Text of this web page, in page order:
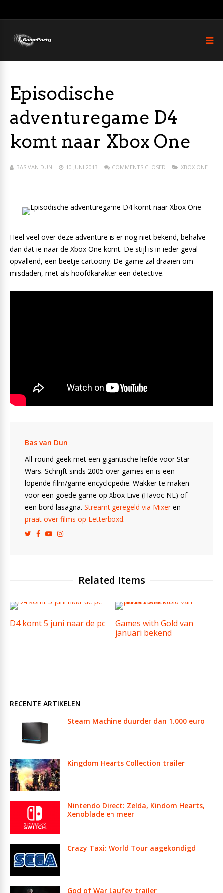
Episodische
adventuregame D4
komt naar Xbox One
BAS VAN DUN 10 JUNI 2013 COMMENTS CLOSED XBOX ONE
Heel veel over deze adventure is er nog niet bekend, behalve
dan dat ie naar de Xbox One komt. De stijl is in ieder geval
opvallend, een beetje cartoony. De game zal draaien om
misdaden, met als hoofdkarakter een detective.
Bas van Dun
All-round geek met een gigantische liefde voor Star
Wars. Schrijft sinds 2005 over games en is een
lopende film/game encyclopedie. Wakker te maken
voor een goede game op Xbox Live (Havoc NL) of
een bord lasagna. Streamt geregeld via Mixeren
praat over films op Letterboxd.
Related Items
D4 komt 5 juni naar de pc
Games with Gold van
januari bekend
RECENTE ARTIKELEN
Steam Machine duurder dan 1.000 euro
Kingdom Hearts Collection trailer
Nintendo Direct: Zelda, Kindom Hearts,
Xenoblade en meer
Crazy Taxi: World Tour aagekondigd
God of War Laufey trailer